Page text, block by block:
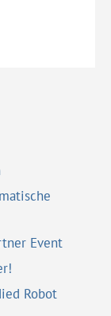
Event
Robot